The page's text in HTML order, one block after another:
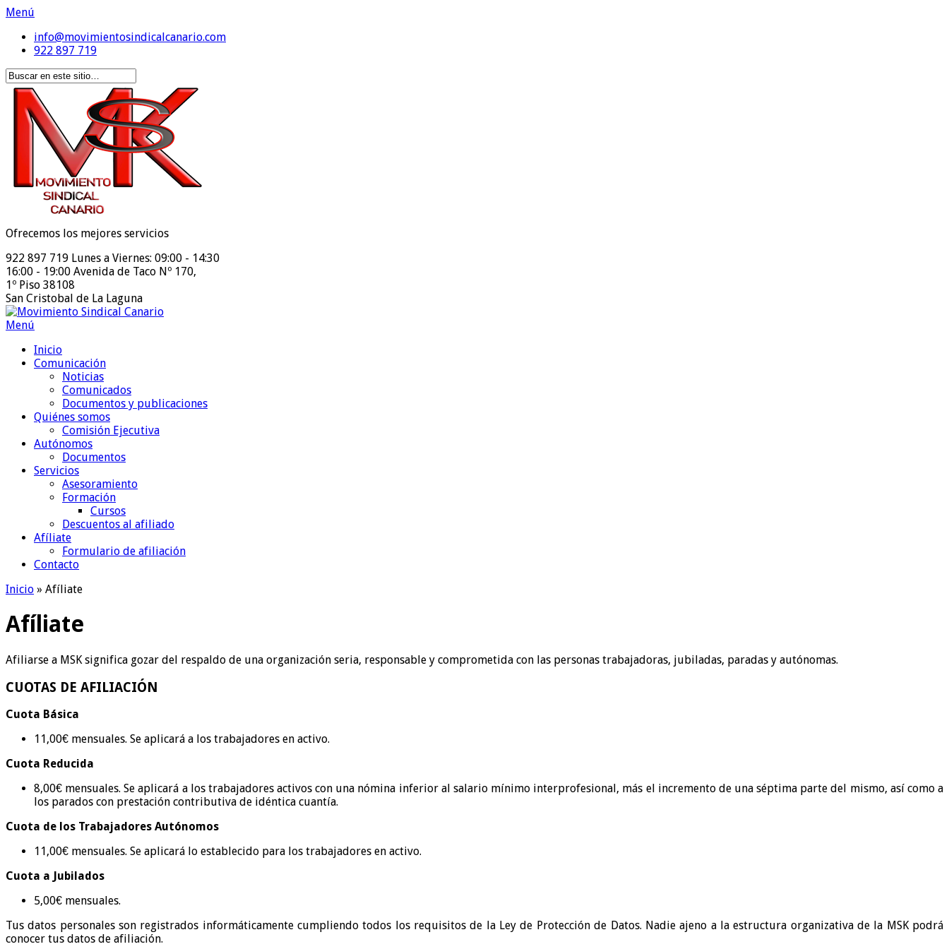
Menú
info@movimientosindicalcanario.com
922 897 719
Ofrecemos los mejores servicios
922 897 719 Lunes a Viernes: 09:00 - 14:30
16:00 - 19:00 Avenida de Taco Nº 170,
1º Piso 38108
San Cristobal de La Laguna
Menú
Inicio
Comunicación
Noticias
Comunicados
Documentos y publicaciones
Quiénes somos
Comisión Ejecutiva
Autónomos
Documentos
Servicios
Asesoramiento
Formación
Cursos
Descuentos al afiliado
Afíliate
Formulario de afiliación
Contacto
Inicio » Afíliate
Afíliate
Afiliarse a MSK significa gozar del respaldo de una organización seria, responsable y comprometida con las personas trabajadoras, jubiladas, paradas y autónomas.
CUOTAS DE AFILIACIÓN
Cuota Básica
11,00€ mensuales. Se aplicará a los trabajadores en activo.
Cuota Reducida
8,00€ mensuales. Se aplicará a los trabajadores activos con una nómina inferior al salario mínimo interprofesional, más el incremento de una séptima parte del mismo, así como a
los parados con prestación contributiva de idéntica cuantía.
Cuota de los Trabajadores Autónomos
11,00€ mensuales. Se aplicará lo establecido para los trabajadores en activo.
Cuota a Jubilados
5,00€ mensuales.
Tus datos personales son registrados informáticamente cumpliendo todos los requisitos de la Ley de Protección de Datos. Nadie ajeno a la estructura organizativa de la MSK podrá
conocer tus datos de afiliación.